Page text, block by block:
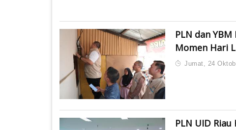
PLN dan
Momen Hari
Jumat, 24
PLN UID